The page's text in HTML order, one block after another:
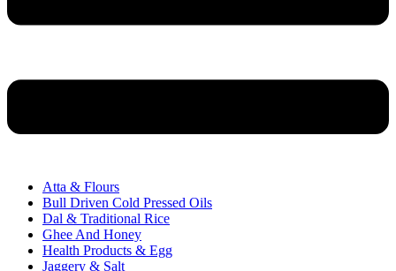
Atta & Flours
Bull Driven Cold Pressed Oils
Dal & Traditional Rice
Ghee And Honey
Health Products & Egg
Jaggery & Salt